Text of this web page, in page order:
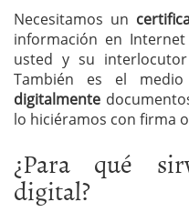
Necesitamos un
información en
usted y su
También es el
digitalmente
lo hiciéramos con firma
¿Para qué
digital?